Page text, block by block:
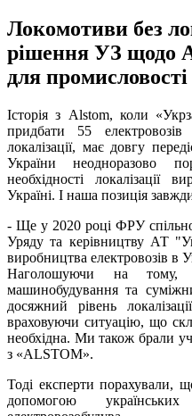
Локомотиви без
рішення УЗ щодо
для
Історія з Alstom, коли
придбати 55
локалізації, має довгу
України неодноразово
необхідності локалізації
Україні. І наша позиція
- Ще у 2020 році ФРУ
Уряду та керівництву АТ
виробництва електровозів в
Наголошуючи на
машинобудування та
досяжний рівень
враховуючи ситуацію, що
необхідна. Ми також брали
з «ALSTOM».
Тоді експерти порахували,
допомогою